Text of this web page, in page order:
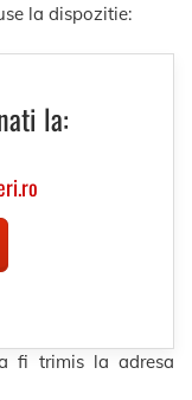
la dispozitie:
la:
fi trimis la adresa